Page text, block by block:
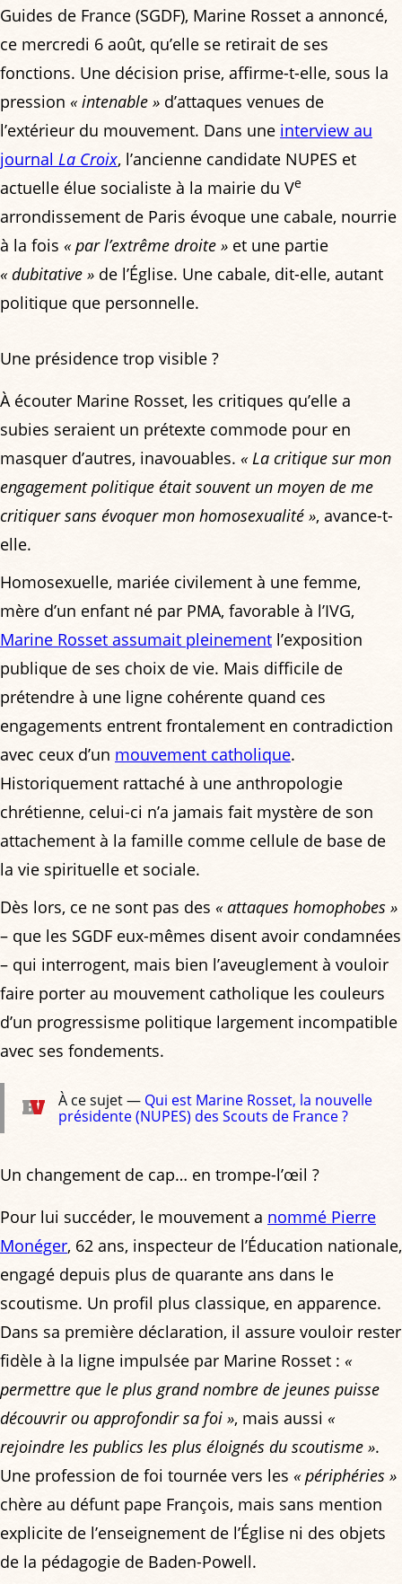
Guides de France (SGDF), Marine Rosset a annoncé,
ce mercredi 6 août, qu’elle se retirait de ses
fonctions. Une décision prise, affirme-t-elle, sous la
pression « intenable » d’attaques venues de
l’extérieur du mouvement. Dans une interview au
journal La Croix, l’ancienne candidate NUPES et
actuelle élue socialiste à la mairie du Ve
arrondissement de Paris évoque une cabale, nourrie
à la fois « par l’extrême droite » et une partie
« dubitative » de l’Église. Une cabale, dit-elle, autant
politique que personnelle.
Une présidence trop visible ?
À écouter Marine Rosset, les critiques qu’elle a
subies seraient un prétexte commode pour en
masquer d’autres, inavouables. « La critique sur mon
engagement politique était souvent un moyen de me
critiquer sans évoquer mon homosexualité », avance-t-
elle.
Homosexuelle, mariée civilement à une femme,
mère d’un enfant né par PMA, favorable à l’IVG,
Marine Rosset assumait pleinement l’exposition
publique de ses choix de vie. Mais difficile de
prétendre à une ligne cohérente quand ces
engagements entrent frontalement en contradiction
avec ceux d’un mouvement catholique.
Historiquement rattaché à une anthropologie
chrétienne, celui-ci n’a jamais fait mystère de son
attachement à la famille comme cellule de base de
la vie spirituelle et sociale.
Dès lors, ce ne sont pas des « attaques homophobes »
– que les SGDF eux-mêmes disent avoir condamnées
– qui interrogent, mais bien l’aveuglement à vouloir
faire porter au mouvement catholique les couleurs
d’un progressisme politique largement incompatible
avec ses fondements.
À ce sujet — Qui est Marine Rosset, la nouvelle
présidente (NUPES) des Scouts de France ?
Un changement de cap… en trompe-l’œil ?
Pour lui succéder, le mouvement a nommé Pierre
Monéger, 62 ans, inspecteur de l’Éducation nationale,
engagé depuis plus de quarante ans dans le
scoutisme. Un profil plus classique, en apparence.
Dans sa première déclaration, il assure vouloir rester
fidèle à la ligne impulsée par Marine Rosset : «
permettre que le plus grand nombre de jeunes puisse
découvrir ou approfondir sa foi », mais aussi «
rejoindre les publics les plus éloignés du scoutisme ».
Une profession de foi tournée vers les « périphéries »
chère au défunt pape François, mais sans mention
explicite de l’enseignement de l’Église ni des objets
de la pédagogie de Baden-Powell.